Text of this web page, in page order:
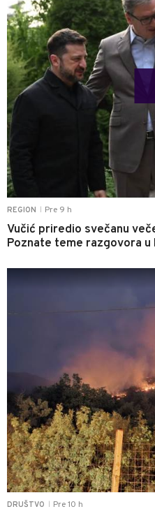
REGION Pre 9 h
Vučić priredio svečanu
Poznate teme razgovora u
DRUŠTVO Pre 10 h